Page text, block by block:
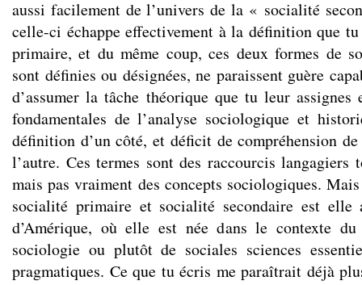
aussi facilement de l’univers de la « socialité
celle-ci échappe effectivement à la définition que
primaire, et du même coup, ces deux formes de
sont définies ou désignées, ne paraissent guère
d’assumer la tâche théorique que tu leur assignes
fondamentales de l’analyse sociologique et
définition d’un côté, et déficit de compréhension
l’autre. Ces termes sont des raccourcis langagiers
mais pas vraiment des concepts sociologiques.
socialité primaire et socialité secondaire est elle
d’Amérique, où elle est née dans le contexte du
sociologie ou plutôt de sociales sciences
pragmatiques. Ce que tu écris me paraîtrait déjà